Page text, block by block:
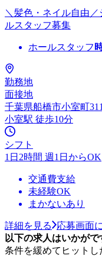
＼髪色・ネイル自由
ルスタッフ募集
ホールスタッフ
勤務地
面接地
千葉県船橋市小室町
小室駅 徒歩10分
シフト
1日2時間 週1日からOK
交通費支給
未経験OK
まかないあり
詳細を見る
応募画面
以下の求人はいかがで
条件を緩めてヒット